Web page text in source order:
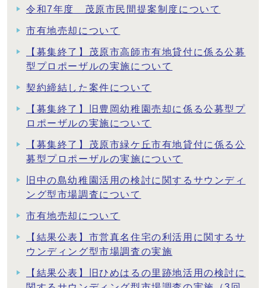
令和7年度 茂原市民間提案制度について
市有地売却について
【募集終了】茂原市高師市有地貸付に係る公募
型プロポーザルの実施について
契約締結した案件について
【募集終了】旧豊岡幼稚園売却に係る公募型プ
ロポーザルの実施について
【募集終了】茂原市緑ケ丘市有地貸付に係る公
募型プロポーザルの実施について
旧中の島幼稚園活用の検討に関するサウンディ
ング型市場調査について
市有地売却について
【結果公表】市営真名住宅の利活用に関するサ
ウンディング型市場調査の実施
【結果公表】旧ひめはるの里跡地活用の検討に